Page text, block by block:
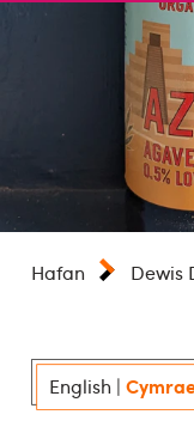
Hafan Dewis
English |